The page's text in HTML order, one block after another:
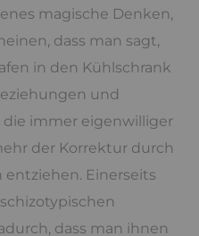
magische Denken,
dass man sagt,
in den Kühlschrank
und
immer eigenwilliger
der Korrektur durch
Einerseits
dass man ihnen